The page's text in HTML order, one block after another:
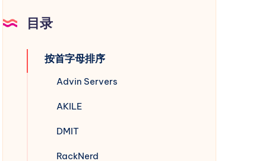
目录
按首字母排序
Advin Servers
AKILE
DMIT
RackNerd